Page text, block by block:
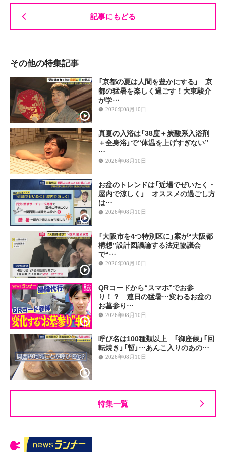
記事にもどる
その他の特集記事
「京都の夏は人間を豊かにする」 京
都の猛暑を楽しく過ごす！大東駿介
が学…
2026年08月10日
真夏の入浴は「38度＋炭酸系入浴剤
＋全身浴」で“体温を上げすぎない”
…
2026年08月10日
お盆のトレンドは「近場でぜいたく・
屋内で涼しく」 オススメの過ごし方
は…
2026年08月10日
「大阪市を4つ特別区に」案が“大阪都
構想”設計図議論する法定協議会
で“…
2026年08月10日
QRコードから“スマホ”でお参
り！？ 連日の猛暑…変わるお盆の
お墓参り…
2026年08月10日
呼び名は100種類以上 「御座候」「回
転焼き」「暫」…あんこ入りのあの…
2026年08月10日
特集一覧